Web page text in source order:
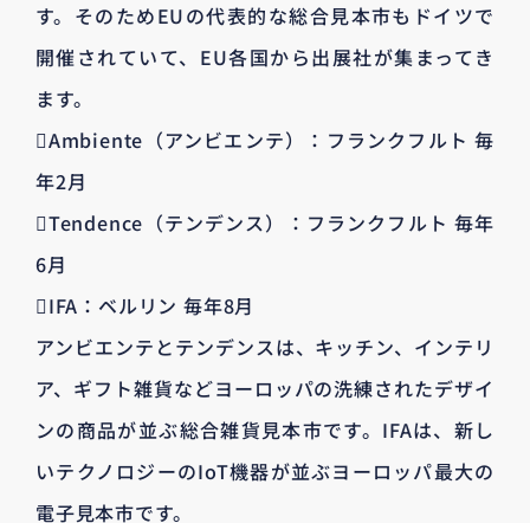
す。そのためEUの代表的な総合見本市もドイツで
開催されていて、EU各国から出展社が集まってき
ます。
Ambiente（アンビエンテ）：フランクフルト 毎
年2月
Tendence（テンデンス）：フランクフルト 毎年
6月
IFA：ベルリン 毎年8月
アンビエンテとテンデンスは、キッチン、インテリ
ア、ギフト雑貨などヨーロッパの洗練されたデザイ
ンの商品が並ぶ総合雑貨見本市です。IFAは、新し
いテクノロジーのIoT機器が並ぶヨーロッパ最大の
電子見本市です。